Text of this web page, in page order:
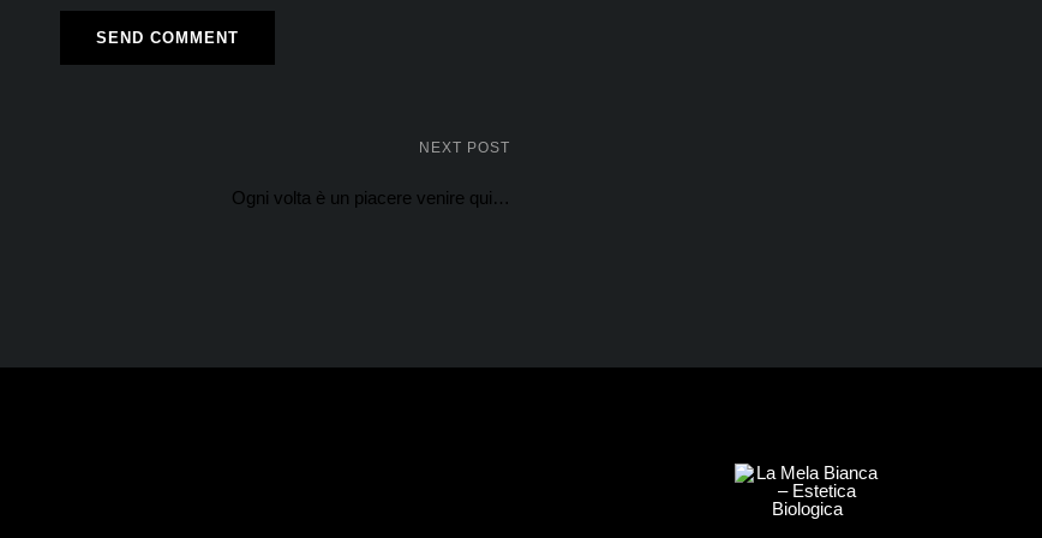
NEXT POST
Ogni volta è un piacere venire qui…